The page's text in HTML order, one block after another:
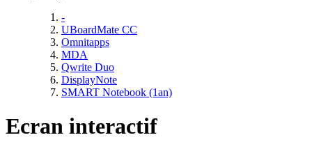
-
UBoardMate CC
Omnitapps
MDA
Qwrite Duo
DisplayNote
SMART Notebook (1an)
Ecran interactif